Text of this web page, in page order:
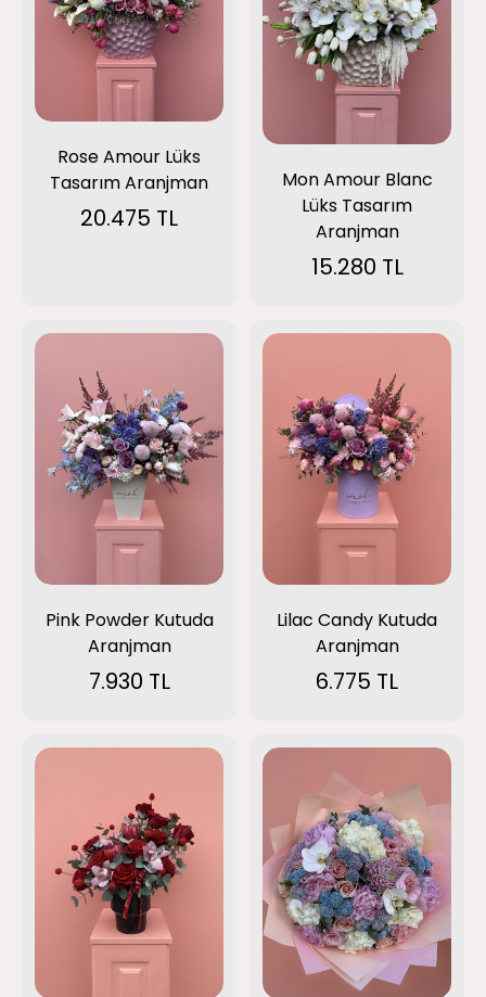
Rose Amour Lüks
Tasarım Aranjman
20.475 TL
Mon Amour Blanc
Lüks Tasarım
Aranjman
15.280 TL
Pink Powder Kutuda
Aranjman
7.930 TL
Lilac Candy Kutuda
Aranjman
6.775 TL